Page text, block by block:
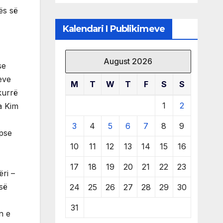
së
Kim
–
e
Kalendari I Publikimeve
August 2026
M T W T F S S
1 2
3 4 5 6 7 8 9
10 11 12 13 14 15 16
17 18 19 20 21 22 23
24 25 26 27 28 29 30
31